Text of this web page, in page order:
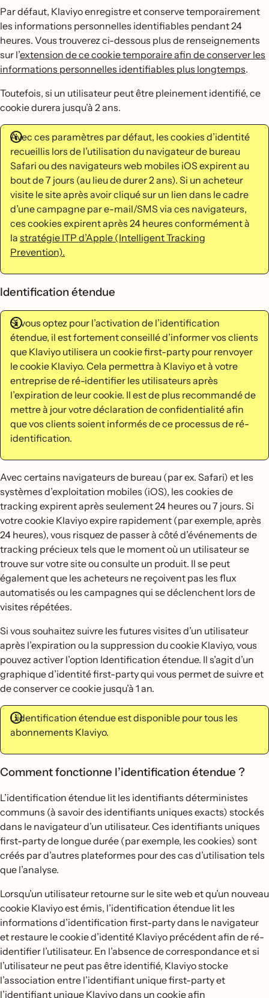
Par défaut, Klaviyo enregistre et conserve temporairement
les informations personnelles identifiables pendant 24
heures. Vous trouverez ci-dessous plus de renseignements
sur l’extension de ce cookie temporaire afin de conserver les
informations personnelles identifiables plus longtemps.
Toutefois, si un utilisateur peut être pleinement identifié, ce
cookie durera jusqu’à 2 ans.
Avec ces paramètres par défaut, les cookies d’identité
recueillis lors de l’utilisation du navigateur de bureau
Safari ou des navigateurs web mobiles iOS expirent au
bout de 7 jours (au lieu de durer 2 ans). Si un acheteur
visite le site après avoir cliqué sur un lien dans le cadre
d’une campagne par e-mail/SMS via ces navigateurs,
ces cookies expirent après 24 heures conformément à
la stratégie ITP d’Apple (Intelligent Tracking
Prevention).
Identification étendue
Si vous optez pour l’activation de l’identification
étendue, il est fortement conseillé d’informer vos clients
que Klaviyo utilisera un cookie first-party pour renvoyer
le cookie Klaviyo. Cela permettra à Klaviyo et à votre
entreprise de ré-identifier les utilisateurs après
l’expiration de leur cookie. Il est de plus recommandé de
mettre à jour votre déclaration de confidentialité afin
que vos clients soient informés de ce processus de ré-
identification.
Avec certains navigateurs de bureau (par ex. Safari) et les
systèmes d’exploitation mobiles (iOS), les cookies de
tracking expirent après seulement 24 heures ou 7 jours. Si
votre cookie Klaviyo expire rapidement (par exemple, après
24 heures), vous risquez de passer à côté d’événements de
tracking précieux tels que le moment où un utilisateur se
trouve sur votre site ou consulte un produit. Il se peut
également que les acheteurs ne reçoivent pas les flux
automatisés ou les campagnes qui se déclenchent lors de
visites répétées.
Si vous souhaitez suivre les futures visites d’un utilisateur
après l’expiration ou la suppression du cookie Klaviyo, vous
pouvez activer l’option Identification étendue. Il s’agit d’un
graphique d’identité first-party qui vous permet de suivre et
de conserver ce cookie jusqu’à 1 an.
L’identification étendue est disponible pour tous les
abonnements Klaviyo.
Comment fonctionne l’identification étendue ?
L’identification étendue lit les identifiants déterministes
communs (à savoir des identifiants uniques exacts) stockés
dans le navigateur d’un utilisateur. Ces identifiants uniques
first-party de longue durée (par exemple, les cookies) sont
créés par d’autres plateformes pour des cas d’utilisation tels
que l’analyse.
Lorsqu’un utilisateur retourne sur le site web et qu’un nouveau
cookie Klaviyo est émis, l’identification étendue lit les
informations d’identification first-party dans le navigateur
et restaure le cookie d’identité Klaviyo précédent afin de ré-
identifier l’utilisateur. En l’absence de correspondance et si
l’utilisateur ne peut pas être identifié, Klaviyo stocke
l’association entre l’identifiant unique first-party et
l’identifiant unique Klaviyo dans un cookie afin